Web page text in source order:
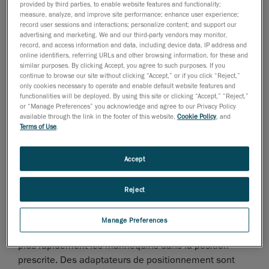
construction de systèmes d’essai.
En intégrant la sécurité des véhicules dans tout le
processus de développement, Capgemini Engineering
peut offrir des solutions complètes pour le
développement des véhicules. Ainsi, elle peut offrir
une expertise aux chocs, les systèmes de retenue et
d’autres sujets liés à la sécurité passive à l’intérieur et
à l’extérieur, tels que la protection des piétons et la
varier d’un seul composant à un véhicule complet.
Positionnement des mannequins d’essai de
choc à l’aide de l’outil de positionnement de
mannequin
Creaform offre une solution qui permet de positionner
plus rapidement les mannequins dans la position
prescrite. Des adaptateurs de positionnement sont
provided by third parties, to enable website features and functionality;
measure, analyze, and improve site performance; enhance user experience;
record user sessions and interactions; personalize content; and support our
advertising and marketing. We and our third-party vendors may monitor,
record, and access information and data, including device data, IP address and
online identifiers, referring URLs and other browsing information, for these and
similar purposes. By clicking Accept, you agree to such purposes. If you
continue to browse our site without clicking “Accept,” or if you click “Reject,”
only cookies necessary to operate and enable default website features and
functionalities will be deployed. By using this site or clicking “Accept,” “Reject,”
or “Manage Preferences” you acknowledge and agree to our Privacy Policy
available through the link in the footer of this website,Cookie Policy, and
Terms of Use.
Manage Preferences
Reject
Accept